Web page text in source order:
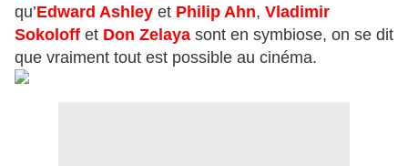
qu’Edward Ashley et Philip Ahn, Vladimir
Sokoloff et Don Zelaya sont en symbiose, on se dit
que vraiment tout est possible au cinéma.